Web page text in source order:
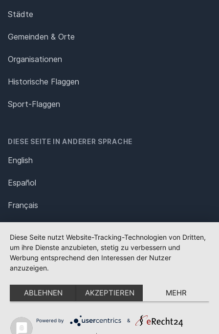
Städte
Gemeinden & Orte
Organisationen
Historische Flaggen
Sport-Flaggen
DIESE SEITE IN ANDERER SPRACHE
English
Español
Français
Polska
Português
Nederlands
Svenska
Diese Seite nutzt Website-Tracking-Technologien von Dritten,
um ihre Dienste anzubieten, stetig zu verbessern und
Werbung entsprechend den Interessen der Nutzer
anzuzeigen.
ABLEHNEN AKZEPTIEREN MEHR
Powered by &